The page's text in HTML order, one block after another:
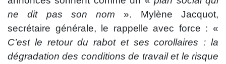
ne dit pas son nom ». Mylène Jacquot,
secrétaire générale, le rappelle avec force : «
C’est le retour du rabot et ses corollaires : la
dégradation des conditions de travail et le risque